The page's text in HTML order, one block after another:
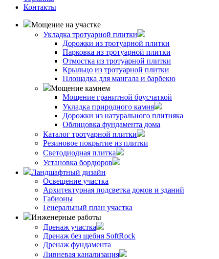
Контакты
Мощение на участке
Укладка тротуарной плитки
Дорожки из тротуарной плитки
Парковка из тротуарной плитки
Отмостка из тротуарной плитки
Крыльцо из тротуарной плитки
Площадка для мангала и барбекю
Мощение камнем
Мощение гранитной брусчаткой
Укладка природного камня
Дорожки из натурального плитняка
Облицовка фундамента дома
Каталог тротуарной плитки
Резиновое покрытие из плитки
Светодиодная плитка
Установка бордюров
Ландшафтный дизайн
Освещение участка
Архитектурная подсветка домов и зданий
Габионы
Генеральный план участка
Инженерные работы
Дренаж участка
Дренаж без щебня SoftRock
Дренаж фундамента
Ливневая канализация